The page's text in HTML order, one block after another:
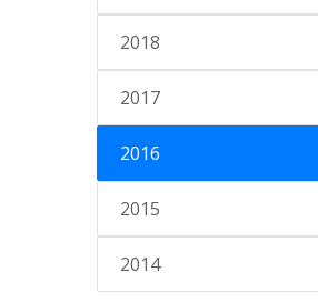
2018
2017
2016
2015
2014